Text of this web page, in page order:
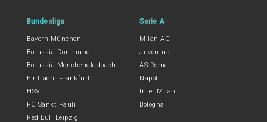
Bundesliga
Bayern München
Borussia Dortmund
Borussia Monchengladbach
Eintracht Frankfurt
HSV
FC Sankt Pauli
Red Bull Leipzig
Serie A
Milan AC
Juventus
AS Roma
Napoli
Inter Milan
Bologna